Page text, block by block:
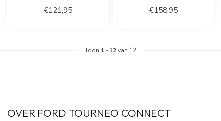
€121,95 €158,95
Toon 1 - 12van 12
OVER FORD TOURNEO CONNECT